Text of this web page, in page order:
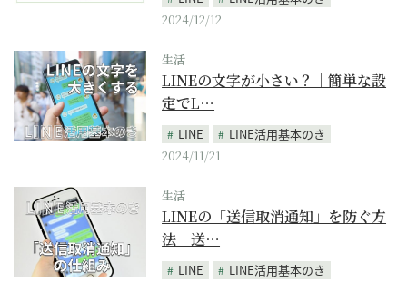
2024/12/12
生活
LINEの文字が小さい？｜簡単な設
定でL…
LINE
LINE活用基本のき
2024/11/21
生活
LINEの「送信取消通知」を防ぐ方
法｜送…
LINE
LINE活用基本のき